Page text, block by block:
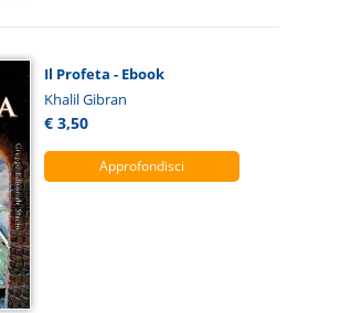
Il Profeta - Ebook
Khalil Gibran
€ 3,50
Approfondisci